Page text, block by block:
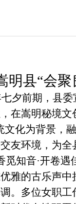
明县“会聚
夕前期 ，县
，在嵩明秘境
文化为背景，
友环境 ， 为全
觅知音·开卷遇
雅的古乐声
。多位女职工